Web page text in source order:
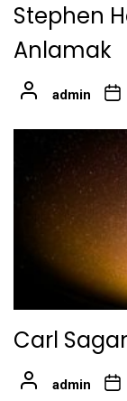
Stephen
Anlamak
admin
Carl
admin